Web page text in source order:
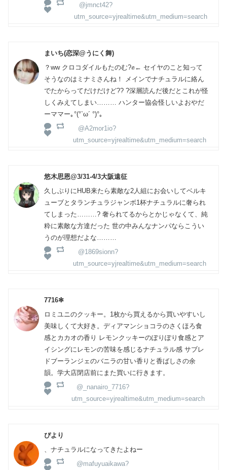
@jmnct42?
utm_source=yjrealtime&utm_medium=search
まいち(恋深@うにく舞)
？ww クロコダイルもたのむ?✊← セイヤのこと知って
そうなのはミナミさんね！ メインでナチュラルに絡ん
でたからってだけだけど?? ?深層読んだ後だとこれが怪
しくみえてしまい……… ハンター協会怪しいよおやだ
ーママー｡°(°`ω´ °)°｡
@A2mor1io?
utm_source=yjrealtime&utm_medium=search
悠木思恩@3/31-4/3大阪遠征
久しぶりにHUB来たら素敵な2人組にお会いしてベルキ
ューブとタランチュラジャンボ1杯ナチュラルに奢られ
てしまった………? 奢られてるからとかじゃなくて、純
粋に素敵な方達だった 世の中みんなナンパならこうい
うのが理想だよな………
@1869sionn?
utm_source=yjrealtime&utm_medium=search
7716✻
ロミユニのクッキー。1枚から買えるから買いやすいし
美味しくて大好き。ディアマンショコラのさくほろ食
感とカカオの香り レモンクッキーのぽりぽり食感とア
イシングにレモンの苦味を感じるナチュラル感 サブレ
ドブーランジェのバニラの甘い香りと香ばしさの余
韻。学大店閉店前にまた買いに行きます。
@_nanairo_7716?
utm_source=yjrealtime&utm_medium=search
ぴより
、ナチュラルになってきたよねー
@mafuyuaikawa?